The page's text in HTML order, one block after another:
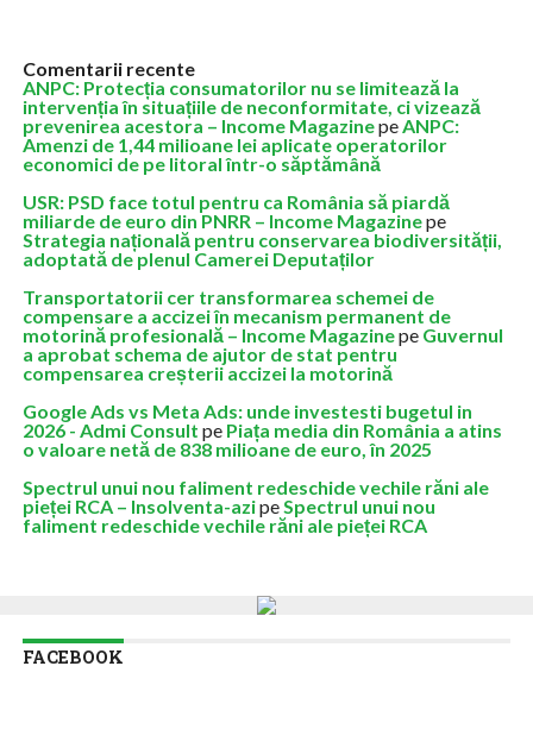
Comentarii recente
ANPC: Protecția consumatorilor nu se limitează la
intervenția în situațiile de neconformitate, ci vizează
prevenirea acestora – Income MagazinepeANPC:
Amenzi de 1,44 milioane lei aplicate operatorilor
economici de pe litoral într-o săptămână
USR: PSD face totul pentru ca România să piardă
miliarde de euro din PNRR – Income Magazinepe
Strategia națională pentru conservarea biodiversității,
adoptată de plenul Camerei Deputaților
Transportatorii cer transformarea schemei de
compensare a accizei în mecanism permanent de
motorină profesională – Income Magazinepe Guvernul
a aprobat schema de ajutor de stat pentru
compensarea creșterii accizei la motorină
Google Ads vs Meta Ads: unde investesti bugetul in
2026 - Admi Consult pe Piața media din România a atins
o valoare netă de 838 milioane de euro, în 2025
Spectrul unui nou faliment redeschide vechile răni ale
pieței RCA – Insolventa-azipeSpectrul unui nou
faliment redeschide vechile răni ale pieței RCA
FACEBOOK